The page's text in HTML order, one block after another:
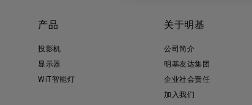
产品
投影机
显示器
WiT智能灯
关于明基
公司简介
明基友达集团
企业社会责任
加入我们